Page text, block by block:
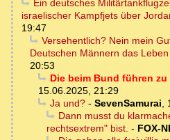
Ein deutsches
israelischer Kampfjets über
19:47
Versehentlich? Nein mein
Deutschen Männern das
20:53
Die beim Bund führen
15.06.2025, 21:29
Ja und?- SevenSamurai,
Dann musst du
rechtsextrem" bist. - FOX-